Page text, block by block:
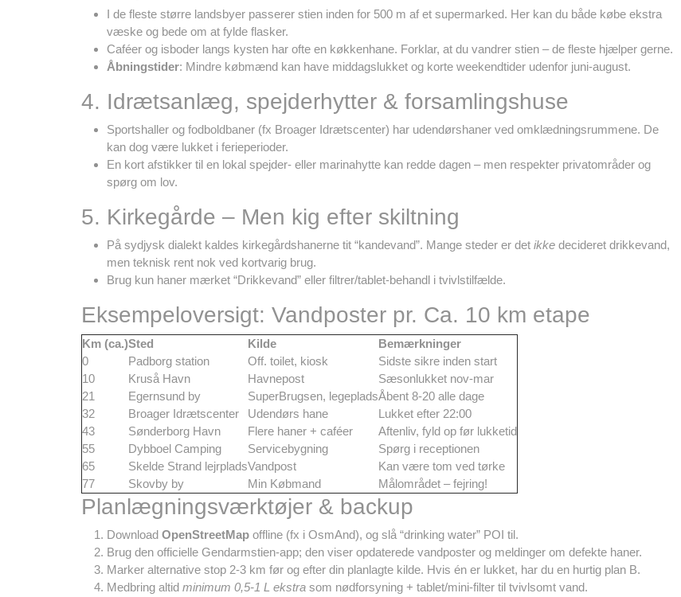
I de fleste større landsbyer passerer stien inden for 500 m af et supermarked. Her kan du både købe ekstra
væske og bede om at fylde flasker.
Caféer og isboder langs kysten har ofte en køkkenhane. Forklar, at du vandrer stien – de fleste hjælper gerne.
Åbningstider: Mindre købmænd kan have middagslukket og korte weekendtider udenfor juni-august.
4. Idrætsanlæg, spejderhytter & forsamlingshuse
Sportshaller og fodboldbaner (fx Broager Idrætscenter) har udendørshaner ved omklædningsrummene. De
kan dog være lukket i ferieperioder.
En kort afstikker til en lokal spejder- eller marina­hytte kan redde dagen – men respekter privatområder og
spørg om lov.
5. Kirkegårde – Men kig efter skiltning
På sydjysk dialekt kaldes kirkegårdshanerne tit “kandevand”. Mange steder er det ikke decideret drikkevand,
men teknisk rent nok ved kortvarig brug.
Brug kun haner mærket “Drikkevand” eller filtrer/tablet-behandl i tvivlstilfælde.
Eksempeloversigt: Vandposter pr. Ca. 10 km etape
Km (ca.)Sted Kilde
Bemærkninger
0
Padborg station Off. toilet, kiosk
Sidste sikre inden start
10
Kruså Havn Havnepost
Sæsonlukket nov-mar
21
Egernsund by SuperBrugsen, legepladsÅbent 8-20 alle dage
32
Broager Idrætscenter Udendørs hane
Lukket efter 22:00
43
Sønderborg Havn Flere haner + caféer
Aftenliv, fyld op før lukketid
55
Dybboel Camping Servicebygning
Spørg i receptionen
65
Skelde Strand lejrpladsVandpost
Kan være tom ved tørke
77
Skovby by Min Købmand Målområdet – fejring!
Planlægningsværktøjer & backup
Download OpenStreetMap offline (fx i OsmAnd), og slå “drinking water” POI til.
Brug den officielle Gendarmstien-app; den viser opdaterede vandposter og meldinger om defekte haner.
Marker alternative stop 2-3 km før og efter din planlagte kilde. Hvis én er lukket, har du en hurtig plan B.
Medbring altid minimum 0,5-1 L ekstra som nødforsyning + tablet/mini-filter til tvivlsomt vand.